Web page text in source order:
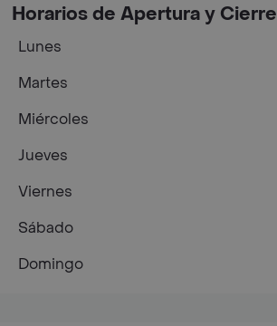
Horarios de Apertura y Cierre
Lunes
Martes
Miércoles
Jueves
Viernes
Sábado
Domingo